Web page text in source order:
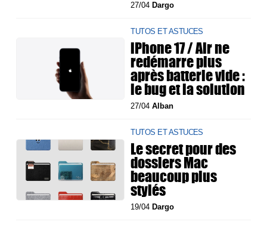
27/04 Dargo
TUTOS ET ASTUCES
iPhone 17 / Air ne
redémarre plus
après batterie vide :
le bug et la solution
27/04Alban
TUTOS ET ASTUCES
Le secret pour des
dossiers Mac
beaucoup plus
stylés
19/04 Dargo